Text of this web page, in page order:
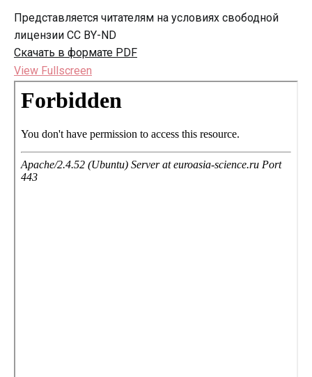
Представляется читателям на условиях свободной
лицензии CC BY-ND
Скачать в формате PDF
View Fullscreen
Перейти
содержимому